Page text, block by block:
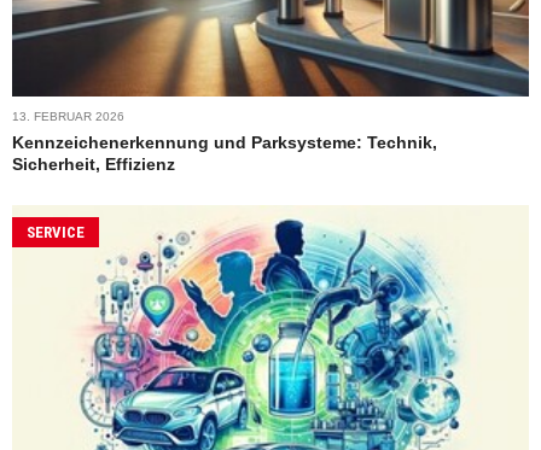
13. FEBRUAR 2026
Kennzeichenerkennung und Parksysteme: Technik,
Sicherheit, Effizienz
SERVICE